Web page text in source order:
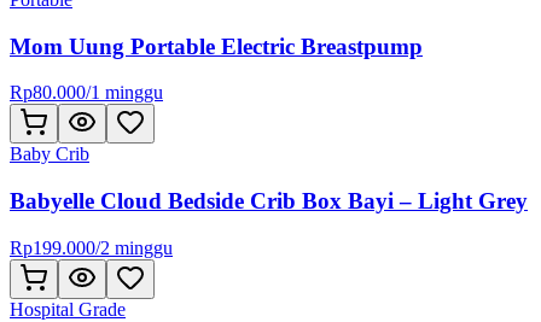
Mom Uung Portable Electric Breastpump
Rp80.000/1 minggu
Baby Crib
Babyelle Cloud Bedside Crib Box Bayi – Light Grey
Rp199.000/2 minggu
Hospital Grade